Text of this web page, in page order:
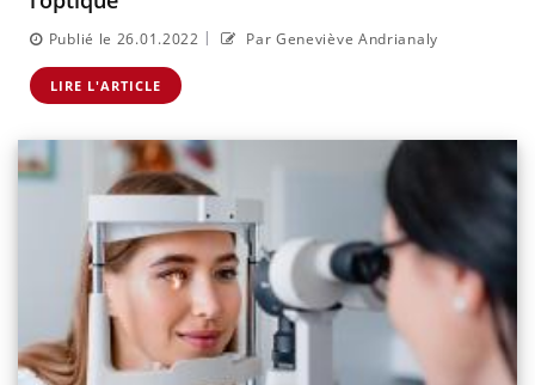
Publié le 26.01.2022 | Par Geneviève Andrianaly
LIRE L'ARTICLE